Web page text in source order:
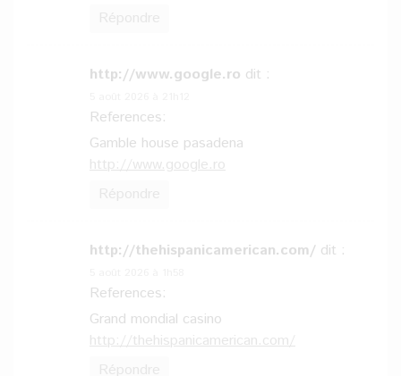
http://www.google.ro dit :
References:
Gamble house pasadena
http://www.google.ro
http://thehispanicamerican.com/ dit :
References:
Grand mondial casino
http://thehispanicamerican.com/